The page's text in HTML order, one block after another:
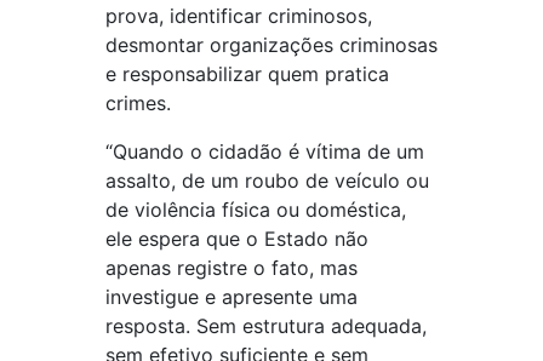
prova, identificar criminosos,
desmontar organizações criminosas
e responsabilizar quem pratica
crimes.
“Quando o cidadão é vítima de um
assalto, de um roubo de veículo ou
de violência física ou doméstica,
ele espera que o Estado não
apenas registre o fato, mas
investigue e apresente uma
resposta. Sem estrutura adequada,
sem efetivo suficiente e sem